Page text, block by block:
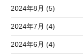
2024年8月 (5)
2024年7月 (4)
2024年6月 (4)